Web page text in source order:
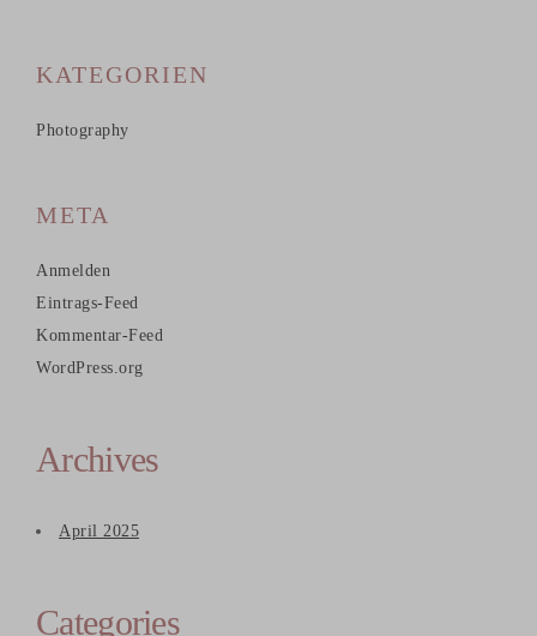
KATEGORIEN
Photography
META
Anmelden
Eintrags-Feed
Kommentar-Feed
WordPress.org
Archives
April 2025
Categories